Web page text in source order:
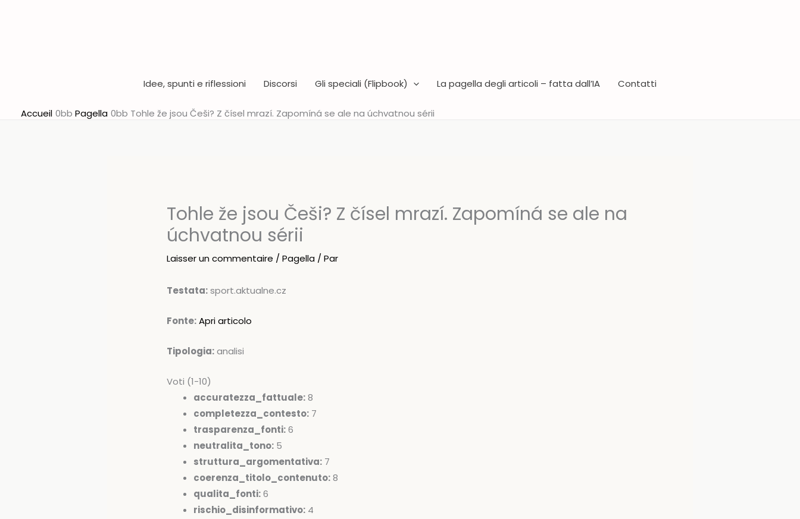
Idee, spunti e riflessioni Discorsi Gli speciali (Flipbook) La pagella degli articoli – fatta dall’IA Contatti
Accueil Pagella Tohle že jsou Češi? Z čísel mrazí. Zapomíná se ale na úchvatnou sérii
Tohle že jsou Češi? Z čísel mrazí. Zapomíná se ale na
úchvatnou sérii
Laisser un commentaire /Pagella / Par
Testata:sport.aktualne.cz
Fonte:Apri articolo
Tipologia:analisi
Voti (1-10)
accuratezza_fattuale:8
completezza_contesto: 7
trasparenza_fonti:6
neutralita_tono: 5
struttura_argomentativa: 7
coerenza_titolo_contenuto:8
qualita_fonti:6
rischio_disinformativo: 4